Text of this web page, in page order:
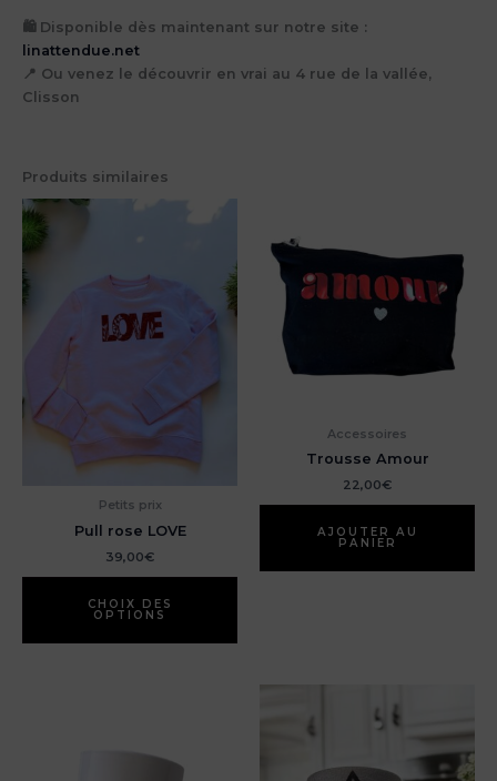
🛍 Disponible dès maintenant sur notre site :
linattendue.net
📍 Ou venez le découvrir en vrai au 4 rue de la vallée,
Clisson
Produits similaires
Petits prix
Pull rose LOVE
39,00€
CHOIX DES
OPTIONS
Ce
Accessoires
Trousse Amour
22,00€
AJOUTER AU
PANIER